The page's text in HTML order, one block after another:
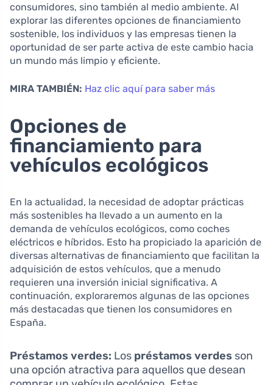
consumidores, sino también al medio ambiente. Al
explorar las diferentes opciones de financiamiento
sostenible, los individuos y las empresas tienen la
oportunidad de ser parte activa de este cambio hacia
un mundo más limpio y eficiente.
MIRA TAMBIÉN: Haz clic aquí para saber más
Opciones de
financiamiento para
vehículos ecológicos
En la actualidad, la necesidad de adoptar prácticas
más sostenibles ha llevado a un aumento en la
demanda de vehículos ecológicos, como coches
eléctricos e híbridos. Esto ha propiciado la aparición de
diversas alternativas de financiamiento que facilitan la
adquisición de estos vehículos, que a menudo
requieren una inversión inicial significativa. A
continuación, exploraremos algunas de las opciones
más destacadas que tienen los consumidores en
España.
Préstamos verdes: Los préstamos verdes son
una opción atractiva para aquellos que desean